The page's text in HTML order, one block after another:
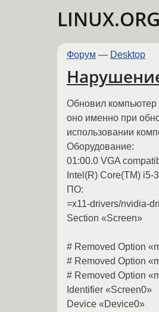
Форум — Desktop
Обновил компьютер
оно именно при
использовании
Оборудование:
01:00.0 VGA
Intel(R) Core(TM) i5-
ПО:
=x11-drivers/nvidia-
Section «Screen»
# Removed Option
# Removed Option
# Removed Option
Identifier «Screen0»
Device «Device0»